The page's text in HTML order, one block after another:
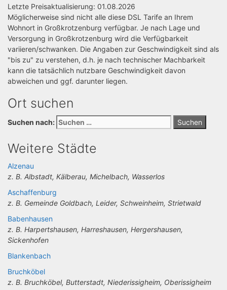
Letzte Preisaktualisierung: 01.08.2026
Möglicherweise sind nicht alle diese DSL Tarife an Ihrem
Wohnort in Großkrotzenburg verfügbar. Je nach Lage und
Versorgung in Großkrotzenburg wird die Verfügbarkeit
variieren/schwanken. Die Angaben zur Geschwindigkeit sind als
"bis zu" zu verstehen, d.h. je nach technischer Machbarkeit
kann die tatsächlich nutzbare Geschwindigkeit davon
abweichen und ggf. darunter liegen.
Ort suchen
Suchen nach:
Weitere Städte
Alzenau
z. B. Albstadt, Kälberau, Michelbach, Wasserlos
Aschaffenburg
z. B. Gemeinde Goldbach, Leider, Schweinheim, Strietwald
Babenhausen
z. B. Harpertshausen, Harreshausen, Hergershausen,
Sickenhofen
Blankenbach
Bruchköbel
z. B. Bruchköbel, Butterstadt, Niederissigheim, Oberissigheim